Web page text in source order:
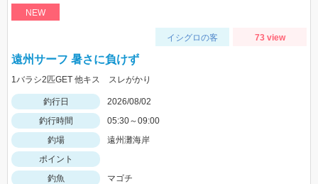
NEW
イシグロの客 73 view
遠州サーフ 暑さに負けず
1バラシ2匹GET 他キス スレがかり
釣行日
2026/08/02
釣行時間
05:30～09:00
釣場
遠州灘海岸
ポイント
釣魚
マゴチ